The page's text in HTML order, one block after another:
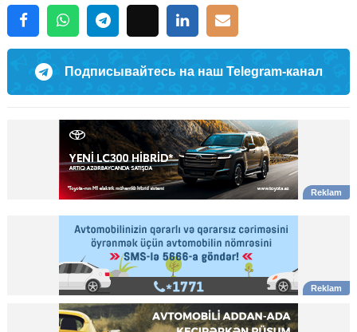
Подписывайтесь на наш Telegram-канал